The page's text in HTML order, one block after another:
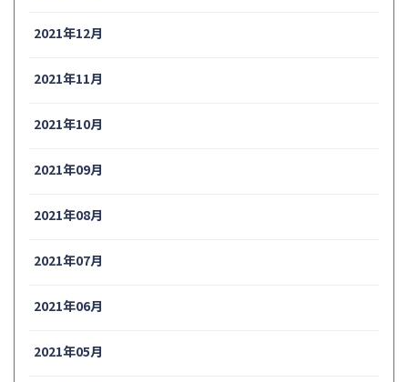
2021年12月
2021年11月
2021年10月
2021年09月
2021年08月
2021年07月
2021年06月
2021年05月